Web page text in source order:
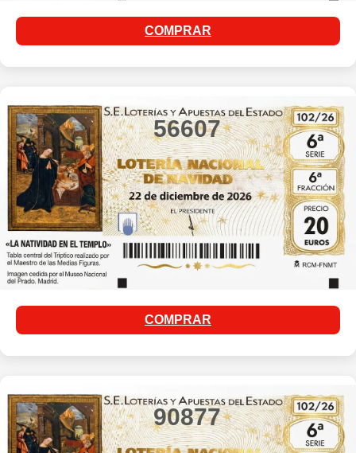
COMPRAR
56607
COMPRAR
90877